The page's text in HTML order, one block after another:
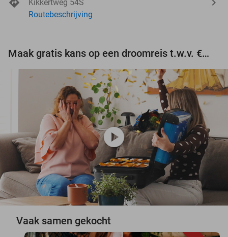
Kikkertweg 54S
Routebeschrijving
Maak gratis kans op een droomreis t.w.v. €3.000!
play_circle
Vaak samen gekocht